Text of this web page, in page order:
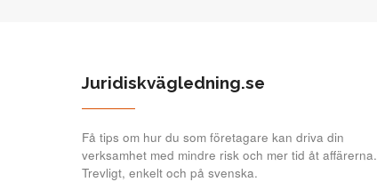
Juridiskvägledning.se
Få tips om hur du som företagare kan driva din
verksamhet med mindre risk och mer tid åt affärerna.
Trevligt, enkelt och på svenska.